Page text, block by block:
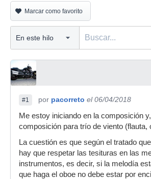
Marcar como favorito
#1 por pacorreto el 06/04/2018
Me estoy iniciando en la composición
composición para trío de viento (flauta,
La cuestión es que según el tratado
hay que respetar las tesituras en las
instrumentos, es decir, si la melodía
que haga el oboe no debe estar por